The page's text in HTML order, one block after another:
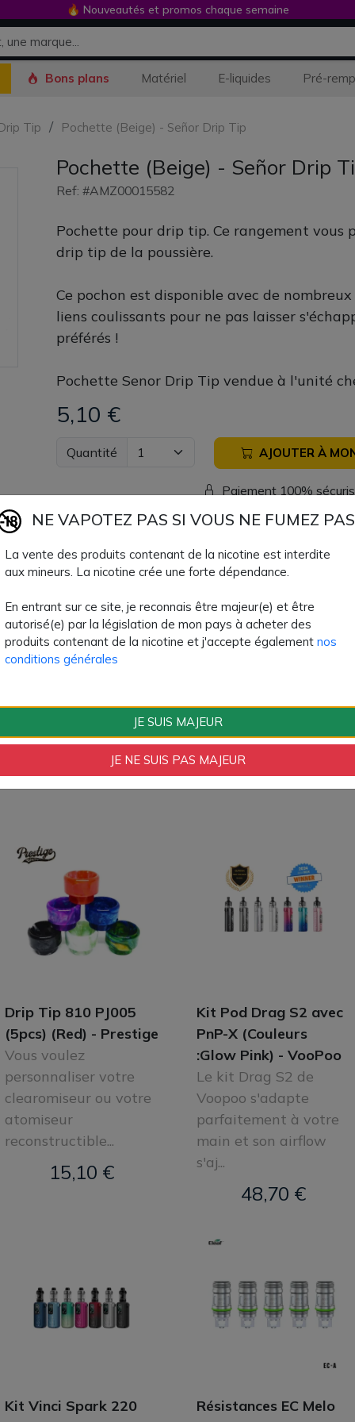
Bons plans Matériel E-liquides Pré-
Tip Pochette (Beige) - Señor Drip Tip
Pochette (Beige) - Señor Drip
Ref: #AMZ00015582
Pochette pour drip tip. Ce rangement vous
drip tip de la poussière.
Ce pochon est disponible avec de
liens coulissants pour ne pas laisser
préférés !
Pochette Senor Drip Tip vendue à l'unité
5,10 €
Quantité AJOUTER À
Paiement 100%
Fiche technique
Format logistique
unitaire
Drip Tip 810 PJ005
(5pcs) (Red) - Prestige
Vous voulez
personnaliser votre
clearomiseur ou votre
atomiseur
reconstructible...
15,10 €
Kit Pod Drag S2 avec
PnP-X (Couleurs
:Glow Pink) - VooPoo
Le kit Drag S2 de
Voopoo s'adapte
parfaitement à votre
main et son airflow
s'aj...
48,70 €
Kit Vinci Spark 220
Résistances EC Melo
🔥 Nouveautés et promos chaque semaine
NE VAPOTEZ PAS SI VOUS NE FUMEZ
La vente des produits contenant de la nicotine est interdite
aux mineurs. La nicotine crée une forte dépendance.
En entrant sur ce site, je reconnais être majeur(e) et être
autorisé(e) par la législation de mon pays à acheter des
produits contenant de la nicotine et j'accepte également nos
conditions générales
JE SUIS MAJEUR
JE NE SUIS PAS MAJEUR